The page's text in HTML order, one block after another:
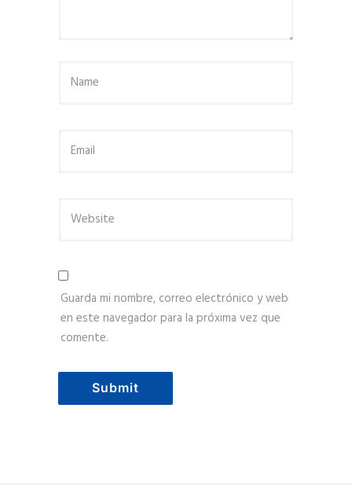
Guarda mi nombre, correo electrónico y web
en este navegador para la próxima vez que
comente.